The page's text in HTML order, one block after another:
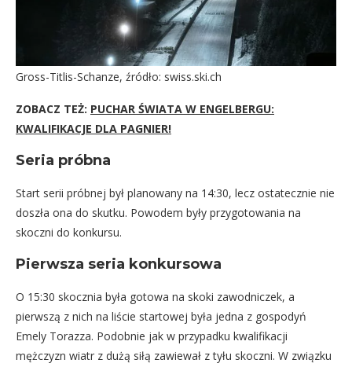
Gross-Titlis-Schanze, źródło: swiss.ski.ch
ZOBACZ TEŻ: PUCHAR ŚWIATA W ENGELBERGU:
KWALIFIKACJE DLA PAGNIER!
Seria próbna
Start serii próbnej był planowany na 14:30, lecz ostatecznie nie
doszła ona do skutku. Powodem były przygotowania na
skoczni do konkursu.
Pierwsza seria konkursowa
O 15:30 skocznia była gotowa na skoki zawodniczek, a
pierwszą z nich na liście startowej była jedna z gospodyń
Emely Torazza. Podobnie jak w przypadku kwalifikacji
mężczyzn wiatr z dużą siłą zawiewał z tyłu skoczni. W związku